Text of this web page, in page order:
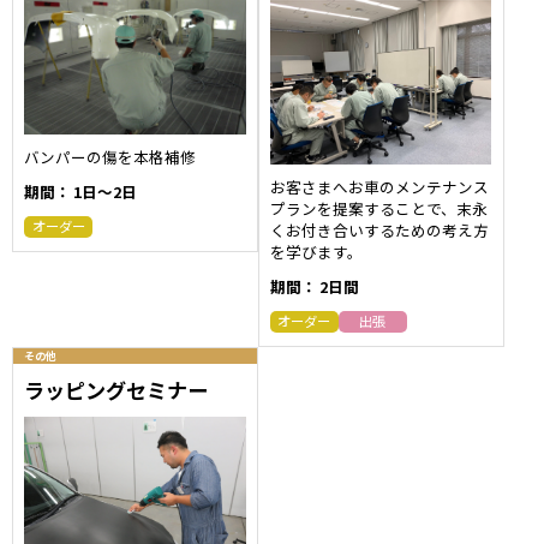
バンパーの傷を本格補修
期間： 1日〜2日
オーダー
お客さまへお車のメンテナンス
プランを提案することで、末永
くお付き合いするための考え方
を学びます。
期間： 2日間
オーダー 出張
その他
ラッピングセミナー